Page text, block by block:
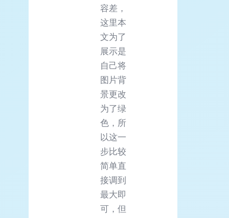
容差，
这里本
文为了
展示是
自己将
图片背
景更改
为了绿
色，所
以这一
步比较
简单直
接调到
最大即
可，但